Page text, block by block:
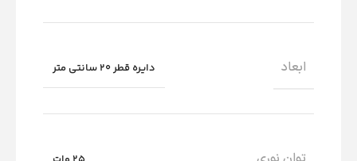
ابعاد دایره قطر 20 سانتی متر